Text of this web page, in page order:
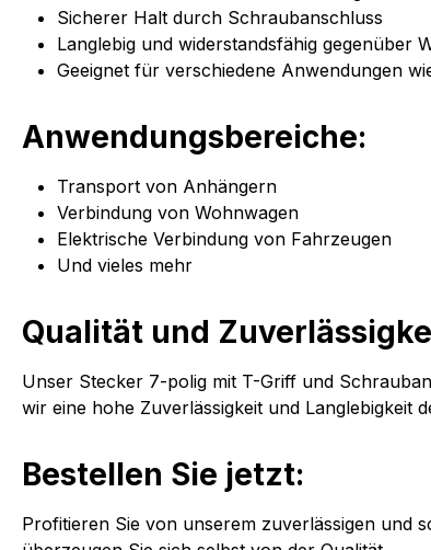
Sicherer Halt durch Schraubanschluss
Langlebig und widerstandsfähig gegenüber
Geeignet für verschiedene Anwendungen
Anwendungsbereiche:
Transport von Anhängern
Verbindung von Wohnwagen
Elektrische Verbindung von Fahrzeugen
Und vieles mehr
Qualität und
Unser Stecker 7-polig mit T-Griff und
wir eine hohe Zuverlässigkeit und Langlebigkeit
Bestellen Sie jetzt:
Profitieren Sie von unserem zuverlässigen und